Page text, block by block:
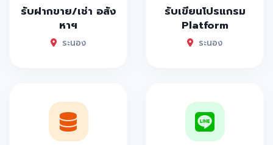
รับฝากขาย/เช่า อสัง
หาฯ
ระนอง
รับเขียนโปรแกรม
Platform
ระนอง